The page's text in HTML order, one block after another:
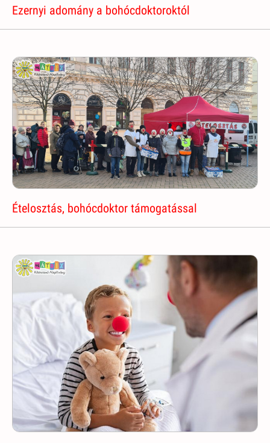
Ezernyi adomány a bohócdoktoroktól
Ételosztás, bohócdoktor támogatással